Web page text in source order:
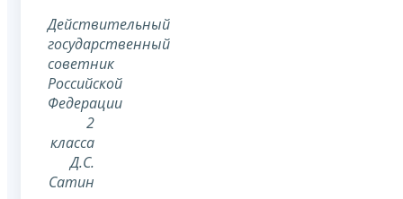
Действительный
государственный
советник
Российской
Федерации
2
класса
Д.С.
Сатин